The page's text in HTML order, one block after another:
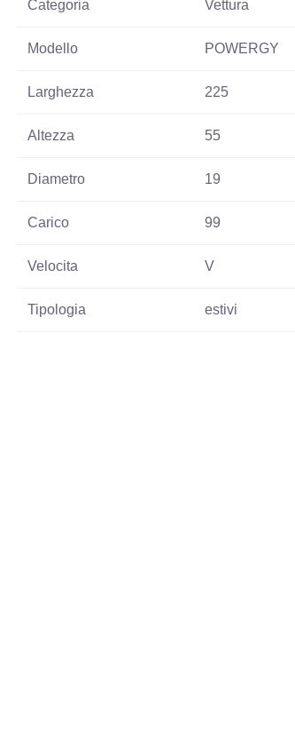
Categoria Vettura
Modello POWERGY
Larghezza 225
Altezza 55
Diametro 19
Carico 99
Velocita V
Tipologia estivi